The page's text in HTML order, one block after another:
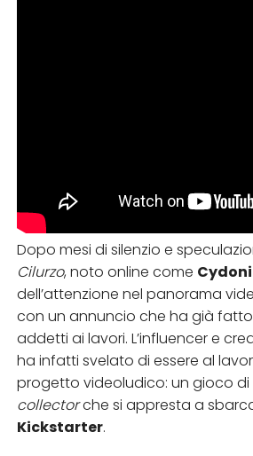
Dopo mesi di silenzio e
Cilurzo, noto online come
dell’attenzione nel panorama
con un annuncio che ha già
addetti ai lavori. L’influencer e
ha infatti svelato di essere al
progetto videoludico: un gioco di
collectorche si appresta a
Kickstarter.